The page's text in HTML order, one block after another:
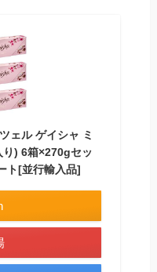
ェル ゲイシャ ミ
) 6箱×270gセッ
ト[並行輸入品]